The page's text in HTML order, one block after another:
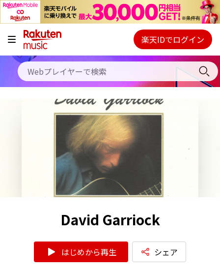
キャンペーン
料金プラン
使い方
初回30日間無料お試し
Webプレイヤー
ご契約内容の確認・変更
楽天IDでログイン
David Garriock
はじめから再生 シェア